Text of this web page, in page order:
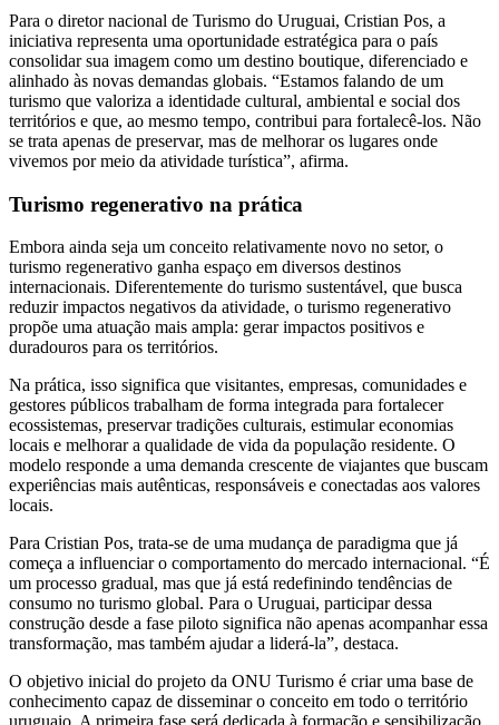
Para o diretor nacional de Turismo do Uruguai, Cristian Pos, a
iniciativa representa uma oportunidade estratégica para o país
consolidar sua imagem como um destino boutique, diferenciado e
alinhado às novas demandas globais. “Estamos falando de um
turismo que valoriza a identidade cultural, ambiental e social dos
territórios e que, ao mesmo tempo, contribui para fortalecê-los. Não
se trata apenas de preservar, mas de melhorar os lugares onde
vivemos por meio da atividade turística”, afirma.
Turismo regenerativo na prática
Embora ainda seja um conceito relativamente novo no setor, o
turismo regenerativo ganha espaço em diversos destinos
internacionais. Diferentemente do turismo sustentável, que busca
reduzir impactos negativos da atividade, o turismo regenerativo
propõe uma atuação mais ampla: gerar impactos positivos e
duradouros para os territórios.
Na prática, isso significa que visitantes, empresas, comunidades e
gestores públicos trabalham de forma integrada para fortalecer
ecossistemas, preservar tradições culturais, estimular economias
locais e melhorar a qualidade de vida da população residente. O
modelo responde a uma demanda crescente de viajantes que buscam
experiências mais autênticas, responsáveis e conectadas aos valores
locais.
Para Cristian Pos, trata-se de uma mudança de paradigma que já
começa a influenciar o comportamento do mercado internacional. “É
um processo gradual, mas que já está redefinindo tendências de
consumo no turismo global. Para o Uruguai, participar dessa
construção desde a fase piloto significa não apenas acompanhar essa
transformação, mas também ajudar a liderá-la”, destaca.
O objetivo inicial do projeto da ONU Turismo é criar uma base de
conhecimento capaz de disseminar o conceito em todo o território